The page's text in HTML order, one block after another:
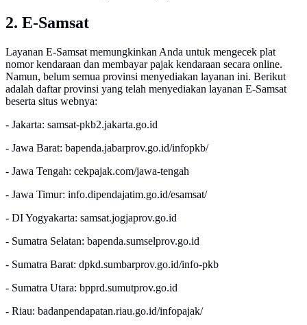
2. E-Samsat
Layanan E-Samsat memungkinkan Anda untuk mengecek plat
nomor kendaraan dan membayar pajak kendaraan secara online.
Namun, belum semua provinsi menyediakan layanan ini. Berikut
adalah daftar provinsi yang telah menyediakan layanan E-Samsat
beserta situs webnya:
- Jakarta: samsat-pkb2.jakarta.go.id
- Jawa Barat: bapenda.jabarprov.go.id/infopkb/
- Jawa Tengah: cekpajak.com/jawa-tengah
- Jawa Timur: info.dipendajatim.go.id/esamsat/
- DI Yogyakarta: samsat.jogjaprov.go.id
- Sumatra Selatan: bapenda.sumselprov.go.id
- Sumatra Barat: dpkd.sumbarprov.go.id/info-pkb
- Sumatra Utara: bpprd.sumutprov.go.id
- Riau: badanpendapatan.riau.go.id/infopajak/